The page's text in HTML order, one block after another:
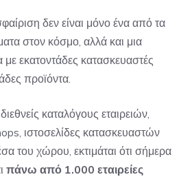
δεν είναι μόνο ένα από τα
στον κόσμο, αλλά και μια
με εκατοντάδες κατασκευαστές
προϊόντα.
καταλόγους εταιρειών,
ιστοσελίδες κατασκευαστών
του χώρου, εκτιμάται ότι σήμερα
πάνω από 1.000 εταιρείες